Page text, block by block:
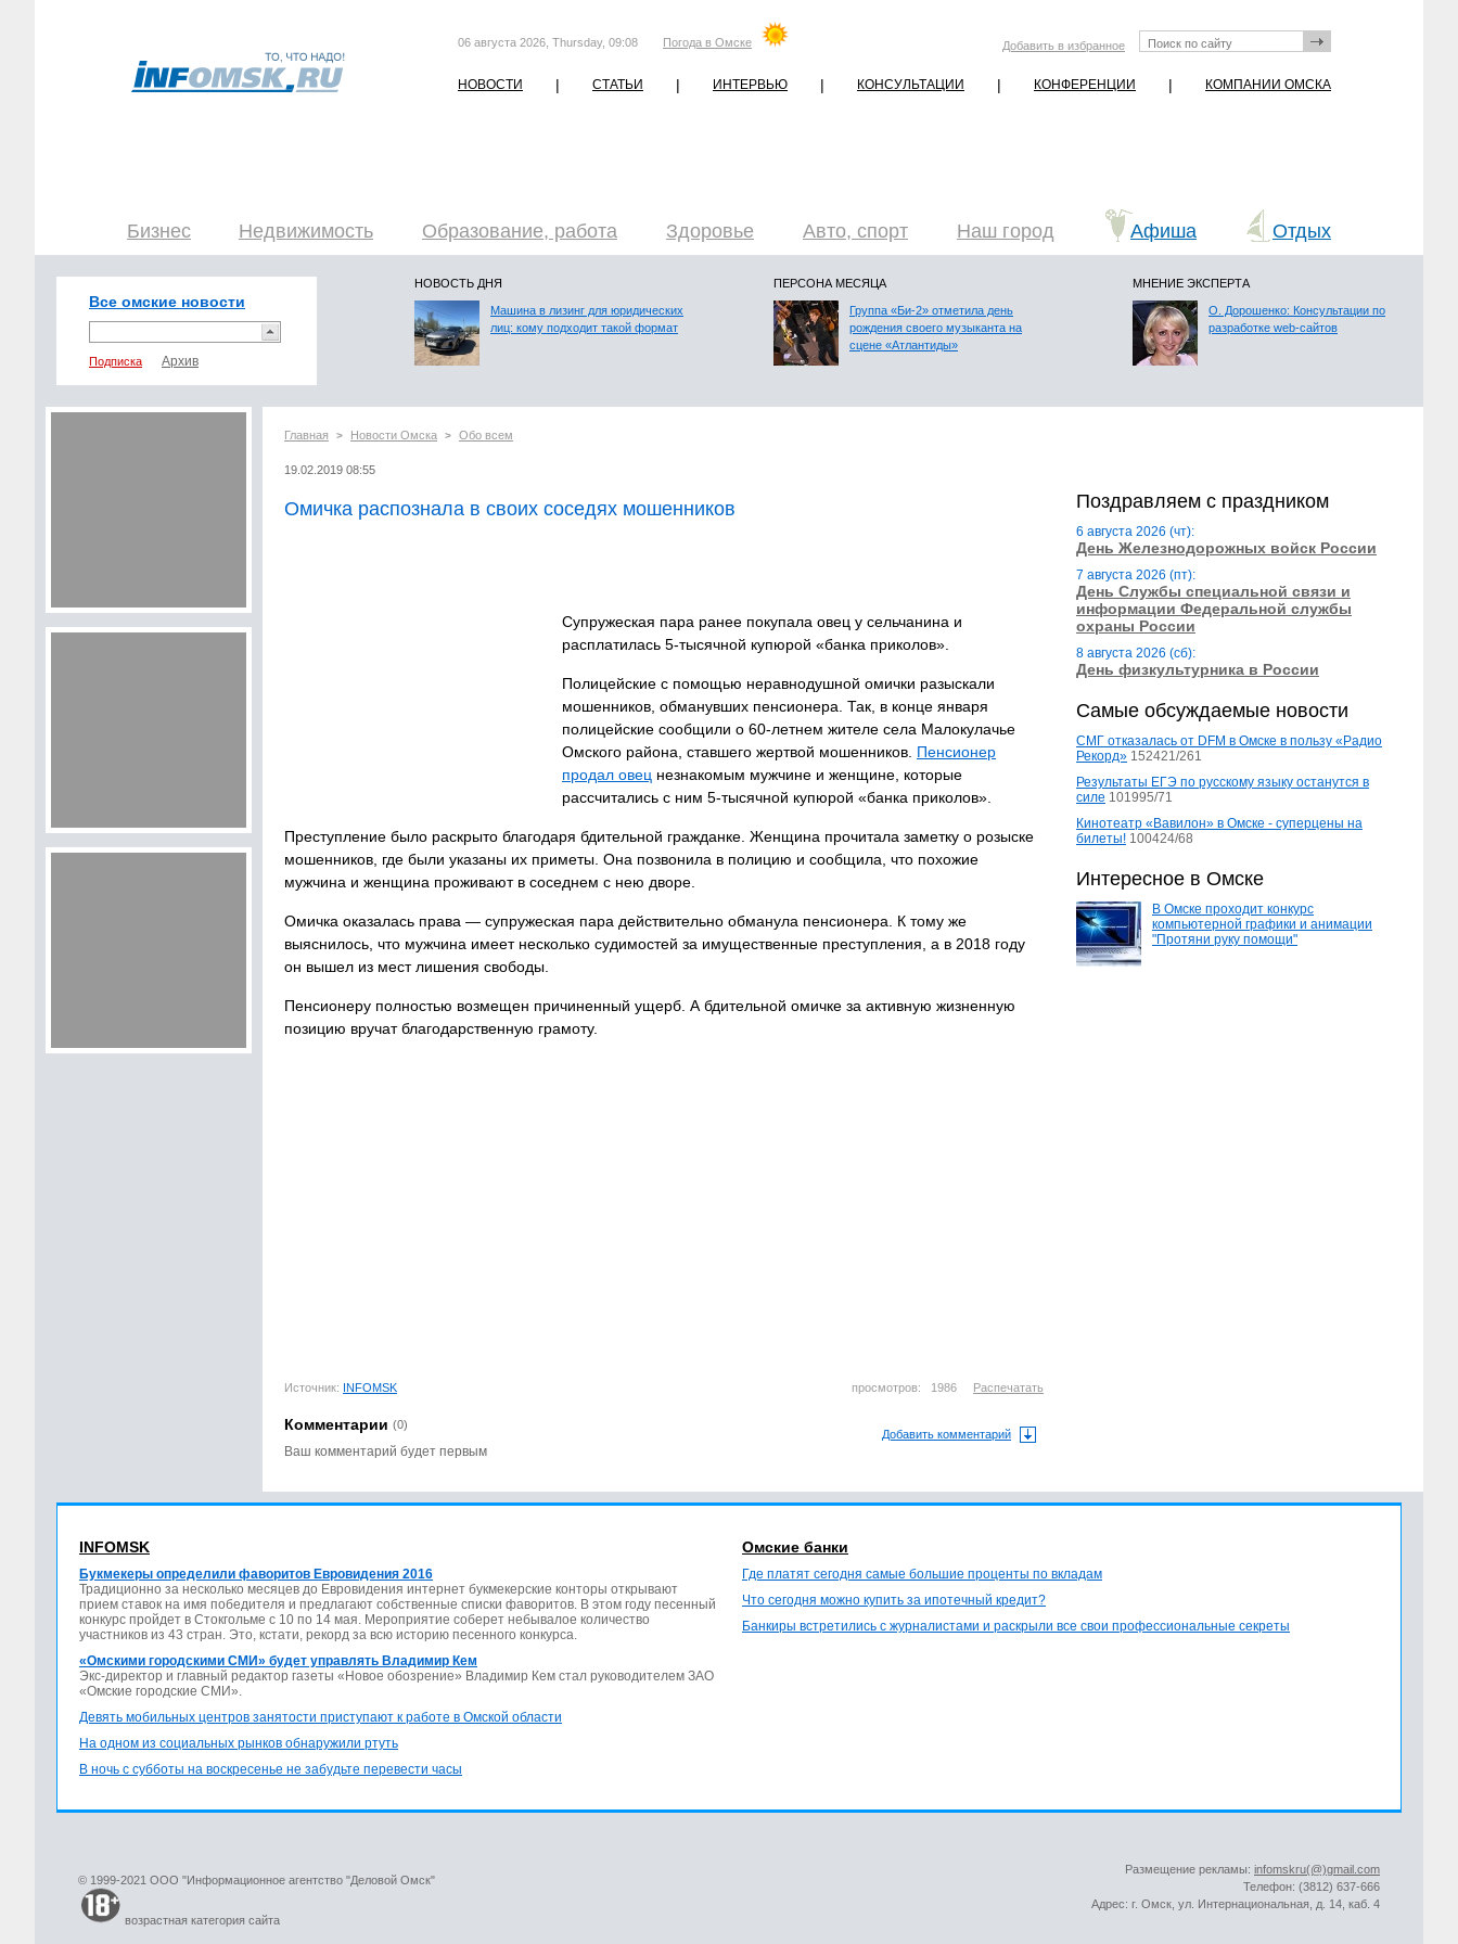
06 августа 2026, Thursday, 09:08 Погода в Омске Добавить в избранное
НОВОСТИ | СТАТЬИ | ИНТЕРВЬЮ | КОНСУЛЬТАЦИИ | КОНФЕРЕНЦИИ | КОМПАНИИ ОМСКА
Бизнес Недвижимость Образование, работа Здоровье Авто, спорт Наш город Афиша Отдых
Все омские новости
Подписка
НОВОСТЬ ДНЯ
Машина в лизинг для юридических
лиц: кому подходит такой формат
ПЕРСОНА МЕСЯЦА
Группа «Би-2» отметила день
рождения своего музыканта на
сцене «Атлантиды»
МНЕНИЕ ЭКСПЕРТА
О. Дорошенко: Консультации по
разработке web-сайтов
Главная > Новости Омска > Обо всем
19.02.2019 08:55
Омичка распознала в своих соседях мошенников
Супружеская пара ранее покупала овец у сельчанина и
расплатилась 5-тысячной купюрой «банка приколов».
Полицейские с помощью неравнодушной омички разыскали
мошенников, обманувших пенсионера. Так, в конце января
полицейские сообщили о 60-летнем жителе села Малокулачье
Омского района, ставшего жертвой мошенников. Пенсионер
продал овец незнакомым мужчине и женщине, которые
рассчитались с ним 5-тысячной купюрой «банка приколов».
Преступление было раскрыто благодаря бдительной гражданке. Женщина прочитала заметку о розыске
мошенников, где были указаны их приметы. Она позвонила в полицию и сообщила, что похожие
мужчина и женщина проживают в соседнем с нею дворе.
Омичка оказалась права — супружеская пара действительно обманула пенсионера. К тому же
выяснилось, что мужчина имеет несколько судимостей за имущественные преступления, а в 2018 году
он вышел из мест лишения свободы.
Пенсионеру полностью возмещен причиненный ущерб. А бдительной омичке за активную жизненную
позицию вручат благодарственную грамоту.
просмотров: 1986 Распечатать
Источник: INFOMSK
Добавить комментарий
Комментарии (0)
Ваш комментарий будет первым
Поздравляем с праздником
6 августа 2026 (чт):
День Железнодорожных войск России
7 августа 2026 (пт):
День Службы специальной связи и
информации Федеральной службы
охраны России
8 августа 2026 (сб):
День физкультурника в России
Самые обсуждаемые новости
СМГ отказалась от DFM в Омске в пользу «Радио
Рекорд» 152421/261
Результаты ЕГЭ по русскому языку останутся в
силе 101995/71
Кинотеатр «Вавилон» в Омске - суперцены на
билеты! 100424/68
Интересное в Омске
В Омске проходит конкурс
компьютерной графики и анимации
"Протяни руку помощи"
INFOMSK
Букмекеры определили фаворитов Евровидения 2016
Традиционно за несколько месяцев до Евровидения интернет букмекерские конторы открывают
прием ставок на имя победителя и предлагают собственные списки фаворитов. В этом году песенный
конкурс пройдет в Стокгольме с 10 по 14 мая. Мероприятие соберет небывалое количество
участников из 43 стран. Это, кстати, рекорд за всю историю песенного конкурса.
«Омскими городскими СМИ» будет управлять Владимир Кем
Экс-директор и главный редактор газеты «Новое обозрение» Владимир Кем стал руководителем ЗАО
«Омские городские СМИ».
Девять мобильных центров занятости приступают к работе в Омской области
На одном из социальных рынков обнаружили ртуть
В ночь с субботы на воскресенье не забудьте перевести часы
Омские банки
Где платят сегодня самые большие проценты по вкладам
Что сегодня можно купить за ипотечный кредит?
Банкиры встретились с журналистами и раскрыли все свои профессиональные секреты
© 1999-2021 ООО "Информационное агентство "Деловой Омск"
возрастная категория сайта
Размещение рекламы: infomskru(@)gmail.com
Телефон: (3812) 637-666
Адрес: г. Омск, ул. Интернациональная, д. 14, каб. 4